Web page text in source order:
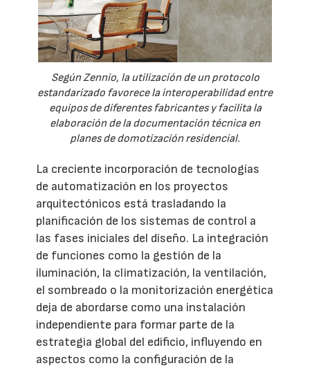
Según Zennio, la utilización de un protocolo
estandarizado favorece la interoperabilidad entre
equipos de diferentes fabricantes y facilita la
elaboración de la documentación técnica en
planes de domotización residencial.
La creciente incorporación de tecnologías
de automatización en los proyectos
arquitectónicos está trasladando la
planificación de los sistemas de control a
las fases iniciales del diseño. La integración
de funciones como la gestión de la
iluminación, la climatización, la ventilación,
el sombreado o la monitorización energética
deja de abordarse como una instalación
independiente para formar parte de la
estrategia global del edificio, influyendo en
aspectos como la configuración de la